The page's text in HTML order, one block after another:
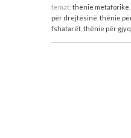
temat: thënie metaforike
për drejtësinë thënie
fshatarët, thënie për